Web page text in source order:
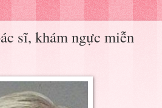
sĩ, khám ngực miễn